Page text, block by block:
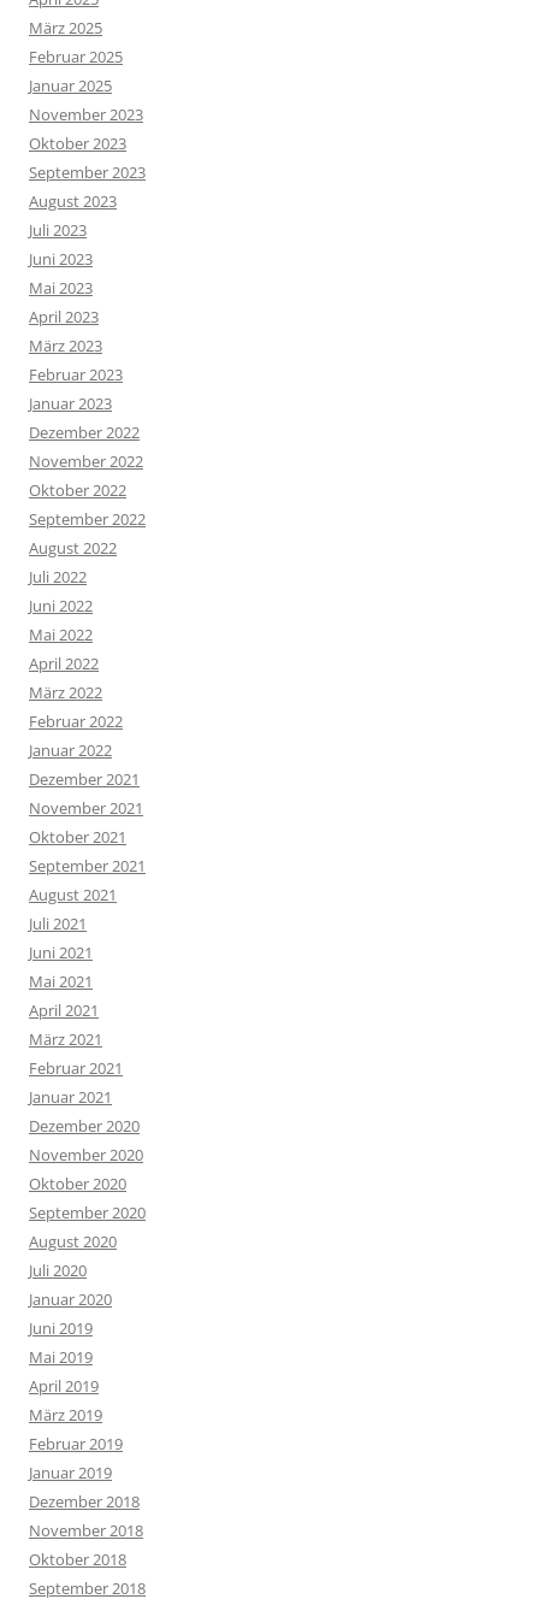
März 2025
Februar 2025
Januar 2025
November 2023
Oktober 2023
September 2023
August 2023
Juli 2023
Juni 2023
Mai 2023
April 2023
März 2023
Februar 2023
Januar 2023
Dezember 2022
November 2022
Oktober 2022
September 2022
August 2022
Juli 2022
Juni 2022
Mai 2022
April 2022
März 2022
Februar 2022
Januar 2022
Dezember 2021
November 2021
Oktober 2021
September 2021
August 2021
Juli 2021
Juni 2021
Mai 2021
April 2021
März 2021
Februar 2021
Januar 2021
Dezember 2020
November 2020
Oktober 2020
September 2020
August 2020
Juli 2020
Januar 2020
Juni 2019
Mai 2019
April 2019
März 2019
Februar 2019
Januar 2019
Dezember 2018
November 2018
Oktober 2018
September 2018